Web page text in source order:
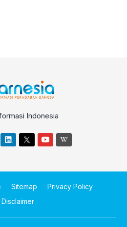
Indonesia
Sitemap
Privacy Policy
Disclaimer